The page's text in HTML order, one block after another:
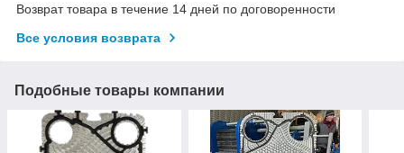
Возврат товара в течение 14 дней по договоренности
Все условия возврата
Подобные товары компании